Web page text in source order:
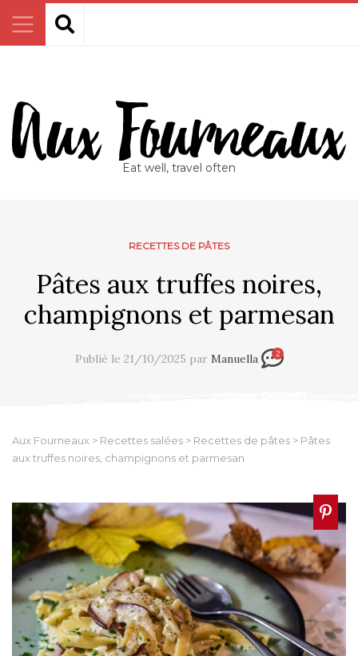
Eat well, travel often
RECETTES DE PÂTES
Pâtes aux truffes noires,
champignons et parmesan
Publié le 21/10/2025 par Manuella 2
Aux Fourneaux > Recettes salées > Recettes de pâtes > Pâtes
aux truffes noires, champignons et parmesan